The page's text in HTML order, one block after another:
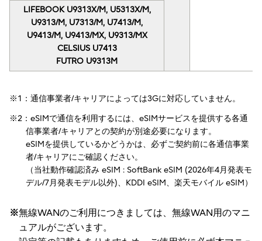
LIFEBOOK U9313X/M, U5313X/M,
U9313/M, U7313/M, U7413/M,
U9413/M, U9413/MX, U9313/MX
CELSIUS U7413
FUTRO U9313M
※1：通信事業者/キャリアによっては3Gに対応していません。
※2：eSIMで通信を利用するには、eSIMサービスを提供する各通
信事業者/キャリアとの契約が別途必要になります。
eSIMを提供しているかどうかは、必ずご契約前に各通信事業
者/キャリアにご確認ください。
（当社動作確認済み eSIM : SoftBank eSIM (2026年4月発表モ
デル/7月発表モデル以外)、KDDI eSIM、楽天モバイル eSIM）
※無線WANのご利用につきましては、無線WAN用のマニ
ュアルがございます。